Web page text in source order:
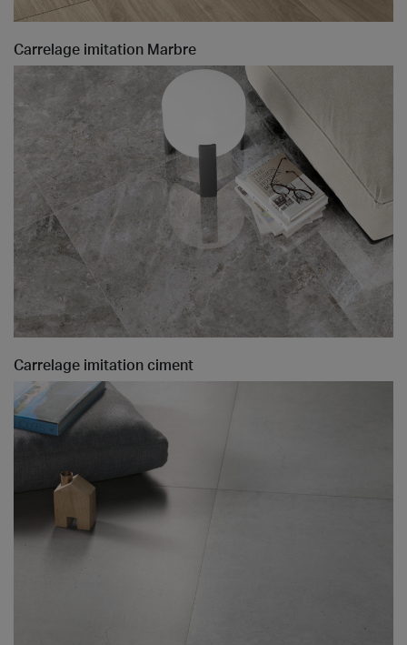
Carrelage imitation Marbre
Carrelage imitation ciment